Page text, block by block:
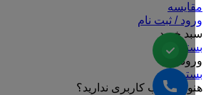
مقایسه
ورود / ثبت نام
سبد خرید
بستن
ورود
بستن
هنوز حساب کاربری ندارید؟